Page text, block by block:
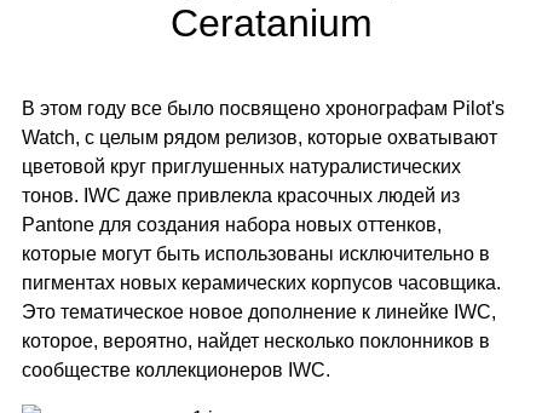
Ceratanium
В этом году все было посвящено хронографам Pilot's
Watch, с целым рядом релизов, которые охватывают
цветовой круг приглушенных натуралистических
тонов. IWC даже привлекла красочных людей из
Pantone для создания набора новых оттенков,
которые могут быть использованы исключительно в
пигментах новых керамических корпусов часовщика.
Это тематическое новое дополнение к линейке IWC,
которое, вероятно, найдет несколько поклонников в
сообществе коллекционеров IWC.